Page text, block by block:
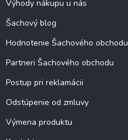
Výhody nákupu u nás
Šachový blog
Hodnotenie Šachového obchodu
Partneri Šachového obchodu
Postup pri reklamácii
Odstúpenie od zmluvy
Výmena produktu